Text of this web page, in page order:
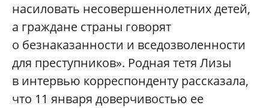
насиловать несовершеннолетних детей,
а граждане страны говорят
о безнаказанности и вседозволенности
для преступников». Родная тетя Лизы
в интервью корреспонденту рассказала,
что 11 января доверчивостью ее